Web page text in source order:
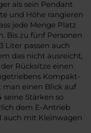
als sein Pendant
und Höhe rangieren
jede Menge Platz
Bis zu fünf Personen
Liter passen auch
das nicht ausreicht,
Rücksitze einen
Kompakt-
man einen Blick auf
seine Stärken so
dem E-Antrieb
auch mit Kleinwagen